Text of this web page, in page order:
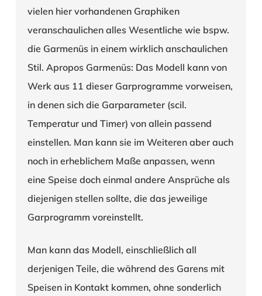
vielen hier vorhandenen Graphiken
veranschaulichen alles Wesentliche wie bspw.
die Garmenüs in einem wirklich anschaulichen
Stil. Apropos Garmenüs: Das Modell kann von
Werk aus 11 dieser Garprogramme vorweisen,
in denen sich die Garparameter (scil.
Temperatur und Timer) von allein passend
einstellen. Man kann sie im Weiteren aber auch
noch in erheblichem Maße anpassen, wenn
eine Speise doch einmal andere Ansprüche als
diejenigen stellen sollte, die das jeweilige
Garprogramm voreinstellt.
Man kann das Modell, einschließlich all
derjenigen Teile, die während des Garens mit
Speisen in Kontakt kommen, ohne sonderlich